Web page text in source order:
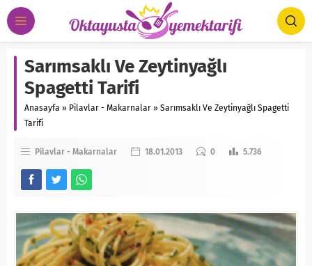
Sarımsaklı Ve Zeytinyağlı
Spagetti Tarifi
Anasayfa » Pilavlar - Makarnalar » Sarımsaklı Ve Zeytinyağlı Spagetti
Tarifi
Pilavlar - Makarnalar 18.01.2013 0 5.736